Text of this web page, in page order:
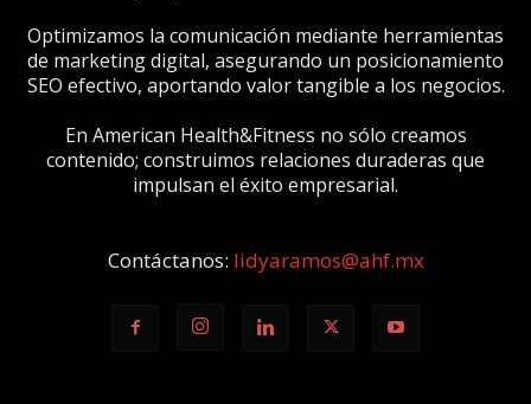
Optimizamos la comunicación mediante herramientas
de marketing digital, asegurando un posicionamiento
SEO efectivo, aportando valor tangible a los negocios.
En American Health&Fitness no sólo creamos
contenido; construimos relaciones duraderas que
impulsan el éxito empresarial.
Contáctanos: lidyaramos@ahf.mx